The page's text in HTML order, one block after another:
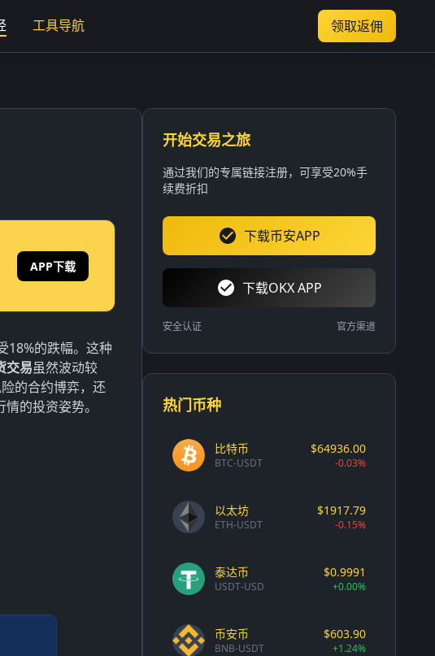
工具导航 领取返佣
APP下载
18%的跌幅。这种
交易虽然波动较
的合约博弈，还
的投资姿势。
开始交易之旅
通过我们的专属链接注册，可享受20%手
续费折扣
下载币安APP
下载OKX APP
安全认证 官方渠道
热门币种
比特币
BTC-USDT
$64936.00
-0.03%
以太坊
ETH-USDT
$1917.79
-0.15%
泰达币
USDT-USD
$0.9991
+0.00%
币安币
BNB-USDT
$603.90
+1.24%